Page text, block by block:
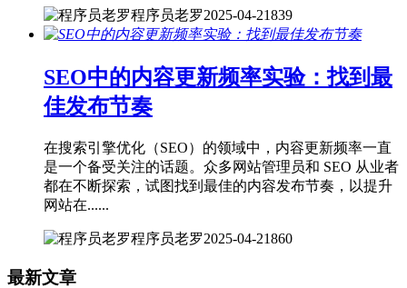
程序员老罗2025-04-21839
SEO中的内容更新频率实验：找到最
佳发布节奏
在搜索引擎优化（SEO）的领域中，内容更新频率一直
是一个备受关注的话题。众多网站管理员和 SEO 从业者
都在不断探索，试图找到最佳的内容发布节奏，以提升
网站在......
程序员老罗2025-04-21860
最新文章